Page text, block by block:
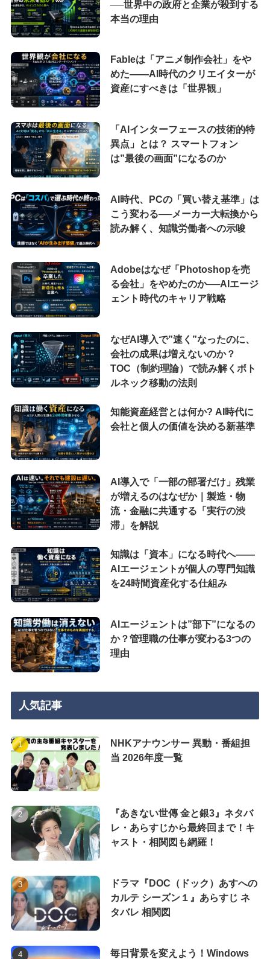
──世界中の政府と企業が殺到する
本当の理由
Fableは「アニメ制作会社」をや
めた――AI時代のクリエイターが
資産にすべきは「世界観」
「AIインターフェースの技術的特
異点」とは？ スマートフォン
は”最後の画面”になるのか
AI時代、PCの「買い替え基準」は
こう変わる──メーカー大転換から
読み解く、知識労働者への示唆
Adobeはなぜ「Photoshopを売
る会社」をやめたのか──AIエージ
ェント時代のキャリア戦略
なぜAI導入で”速く”なったのに、
会社の成果は増えないのか？
TOC（制約理論）で読み解くボト
ルネック移動の法則
知能資産経営とは何か? AI時代に
会社と個人の価値を決める新基準
AI導入で「一部の部署だけ」残業
が増えるのはなぜか｜製造・物
流・金融に共通する「実行の渋
滞」を解説
知識は「資本」になる時代へ——
AIエージェントが個人の専門知識
を24時間資産化する仕組み
AIエージェントは”部下”になるの
か？管理職の仕事が変わる3つの
理由
人気記事
NHKアナウンサー 異動・番組担
当 2026年度一覧
『あきない世傳 金と銀3』ネタバ
レ・あらすじから最終回まで！キ
ャスト・相関図も網羅！
ドラマ『DOC（ドック）あすへの
カルテ シーズン１』あらすじ ネ
タバレ 相関図
毎日背景を変えよう！Windows